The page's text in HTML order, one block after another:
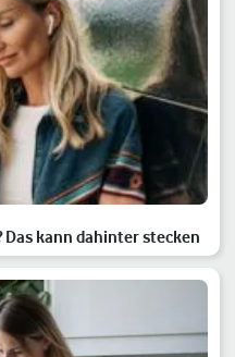
Das kann dahinter stecken